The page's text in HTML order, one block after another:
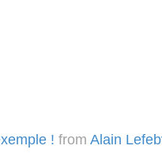
! from Alain